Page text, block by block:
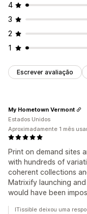
4
3
2
1
Escrever avaliação
Print on demand sites
with hundreds of
coherent collections
Matrixify launching
would have been
My Hometown Vermont
Estados Unidos
Aproximadamente 1 mês
ITissible deixou uma